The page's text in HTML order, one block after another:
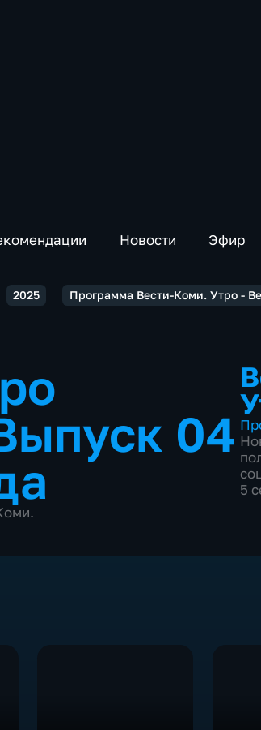
Новости Эфир
2025 Программа Вести-Коми. Утро -
04
5